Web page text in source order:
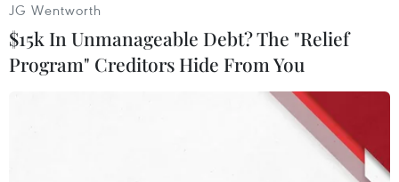
#Mai Đức Chung
Trung Quốc
JG Wentworth
$15k In Unmanageable Debt? The "Relief
Program" Creditors Hide From You